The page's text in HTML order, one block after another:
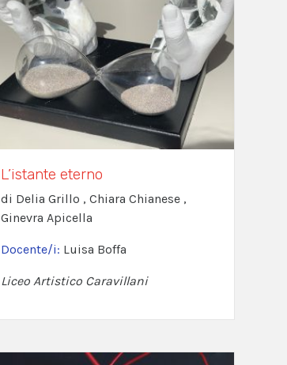
L’istante eterno
di Delia Grillo , Chiara Chianese ,
Ginevra Apicella
Docente/i: Luisa Boffa
Liceo Artistico Caravillani